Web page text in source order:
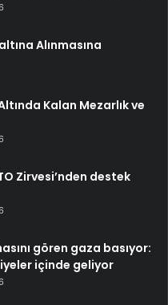
Alınmasına
Kalan Mezarlık ve
Zirvesi’nden destek
gören gaza basıyor:
içinde geliyor